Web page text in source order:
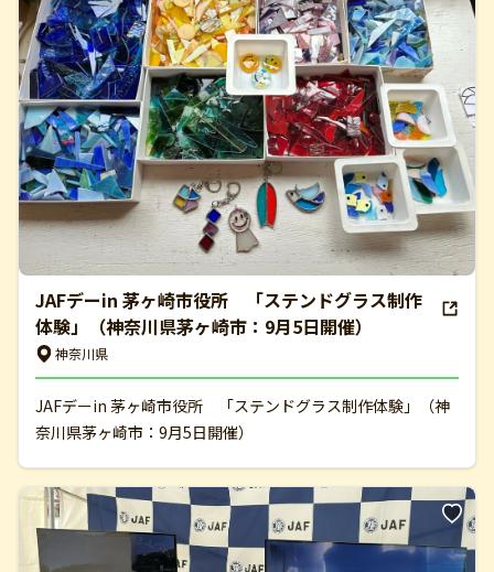
JAFデーin 茅ヶ崎市役所 「ステンドグラス制作
体験」（神奈川県茅ヶ崎市：9月5日開催）
神奈川県
JAFデーin 茅ヶ崎市役所 「ステンドグラス制作体験」（神
奈川県茅ヶ崎市：9月5日開催）